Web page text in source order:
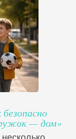
— дом»